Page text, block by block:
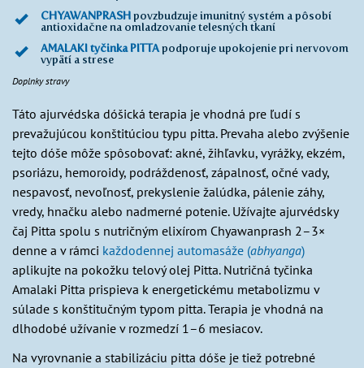
CHYAWANPRASHpovzbudzuje imunitný systém a pôsobí
antioxidačne na omladzovanie telesných tkaní
AMALAKI tyčinka PITTApodporuje upokojenie pri nervovom
vypätí a strese
Doplnky stravy
Táto ajurvédska dóšická terapia je vhodná pre ľudí s
prevažujúcou konštitúciou typu pitta. Prevaha alebo zvýšenie
tejto dóše môže spôsobovať: akné, žihľavku, vyrážky, ekzém,
psoriázu, hemoroidy, podráždenosť, zápalnosť, očné vady,
nespavosť, nevoľnosť, prekyslenie žalúdka, pálenie záhy,
vredy, hnačku alebo nadmerné potenie. Užívajte ajurvédsky
čaj Pitta spolu s nutričným elixírom Chyawanprash 2–3×
denne a v rámci každodennej automasáže (abhyanga)
aplikujte na pokožku telový olej Pitta. Nutričná tyčinka
Amalaki Pitta prispieva k energetickému metabolizmu v
súlade s konštitučným typom pitta. Terapia je vhodná na
dlhodobé užívanie v rozmedzí 1–6 mesiacov.
Na vyrovnanie a stabilizáciu pitta dóše je tiež potrebné